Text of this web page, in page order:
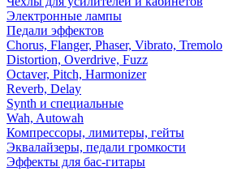
Электронные лампы
Педали эффектов
Chorus, Flanger, Phaser, Vibrato, Tremolo
Distortion, Overdrive, Fuzz
Octaver, Pitch, Harmonizer
Reverb, Delay
Synth и специальные
Wah, Autowah
Компрессоры, лимитеры, гейты
Эквалайзеры, педали громкости
Эффекты для бас-гитары